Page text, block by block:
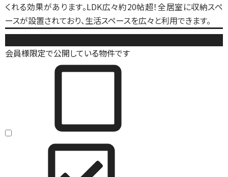
くれる効果があります。LDK広々約20帖超！全居室に収納スペ
ースが設置されており、生活スペースを広々と利用できます。
会員様限定で公開している物件です